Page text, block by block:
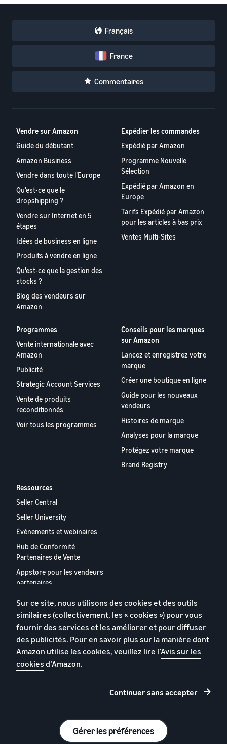
Français
France
Commentaires
Vendre sur Amazon
Guide du débutant
Amazon Business
Vendre dans toute l’Europe
Qu'est-ce que le
dropshipping ?
Vendre sur Internet en 5
étapes
Idées de business en ligne
Produits à vendre en ligne
Qu'est-ce que la gestion des
stocks ?
Blog des vendeurs sur
Amazon
Expédier les commandes
Expédié par Amazon
Programme Nouvelle
Sélection
Expédié par Amazon en
Europe
Tarifs Expédié par Amazon
pour les articles à bas prix
Ventes Multi-Sites
Programmes
Vente internationale avec
Amazon
Publicité
Strategic Account Services
Vente de produits
reconditionnés
Voir tous les programmes
Conseils pour les marques
sur Amazon
Lancez et enregistrez votre
marque
Créer une boutique en ligne
Guide pour les nouveaux
vendeurs
Histoires de marque
Analyses pour la marque
Protégez votre marque
Brand Registry
Ressources
Seller Central
Seller University
Événements et webinaires
Hub de Conformité
Partenaires de Vente
Appstore pour les vendeurs
partenaires
vendeurs partenaires
européens
Politique de confidentialité
Conditions générales
Sur ce site, nous utilisons des cookies et des outils
similaires (collectivement, les « cookies ») pour vous
fournir des services et les améliorer et pour diffuser
des publicités. Pour en savoir plus sur la manière dont
Amazon utilise les cookies, veuillez lire l’Avis sur les
cookies d’Amazon.
Continuer sans accepter
Gérer les préférences